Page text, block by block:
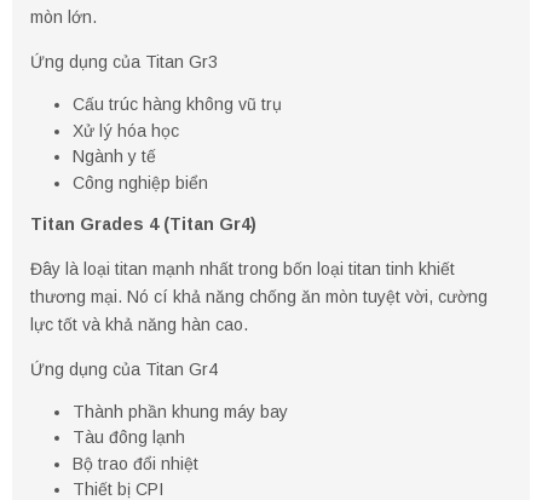
mòn lớn.
Ứng dụng của Titan Gr3
Cấu trúc hàng không vũ trụ
Xử lý hóa học
Ngành y tế
Công nghiệp biển
Titan Grades 4 (Titan Gr4)
Đây là loại titan mạnh nhất trong bốn loại titan tinh khiết
thương mại. Nó cí khả năng chống ăn mòn tuyệt vời, cường
lực tốt và khả năng hàn cao.
Ứng dụng của Titan Gr4
Thành phần khung máy bay
Tàu đông lạnh
Bộ trao đổi nhiệt
Thiết bị CPI